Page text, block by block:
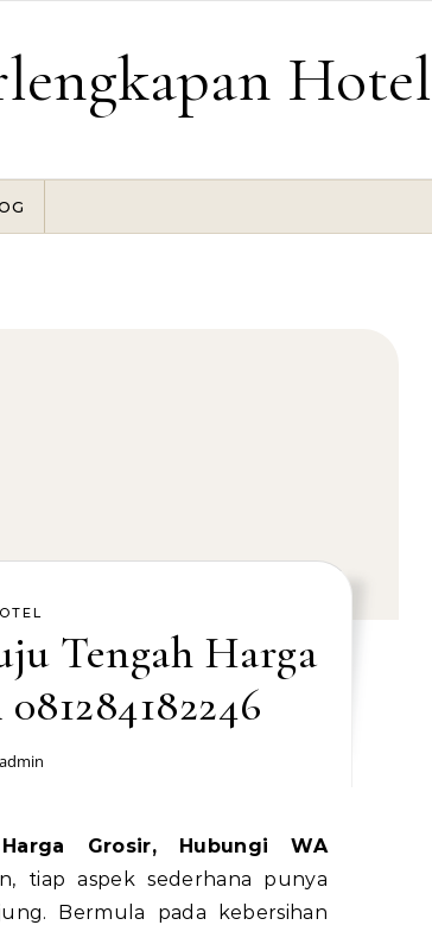
Hotel
Tengah Harga
admin
tiap aspek sederhana punya
Bermula pada kebersihan